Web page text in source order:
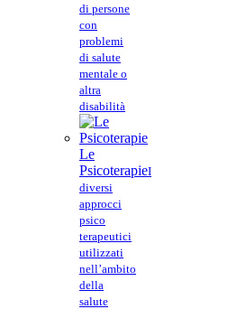
di persone
con
problemi
di salute
mentale o
altra
disabilità
Le
PsicoterapieI
diversi
approcci
psico
terapeutici
utilizzati
nell’ambito
della
salute